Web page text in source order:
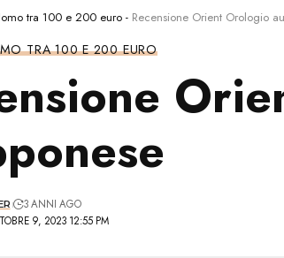
tra 100 e 200 euro - Recensione Orient Orologio
TRA 100 E 200 EURO
9, 2023 12:55 PM
3 ANNI AGO